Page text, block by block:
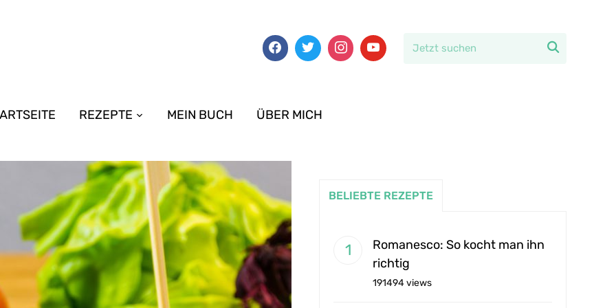

REZEPTE MEIN BUCH ÜBER MICH
BELIEBTE REZEPTE
Romanesco: So kocht man ihn
richtig
191494 views